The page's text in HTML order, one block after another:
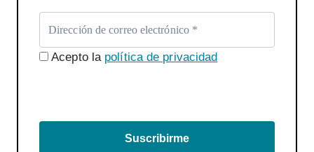
Acepto la política de privacidad
Suscribirme